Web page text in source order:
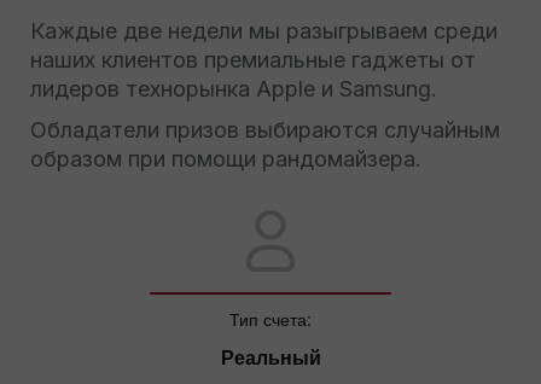
Каждые две недели мы разыгрываем среди
наших клиентов премиальные гаджеты от
лидеров технорынка Apple и Samsung.
Обладатели призов выбираются случайным
образом при помощи рандомайзера.
Тип счета:
Реальный